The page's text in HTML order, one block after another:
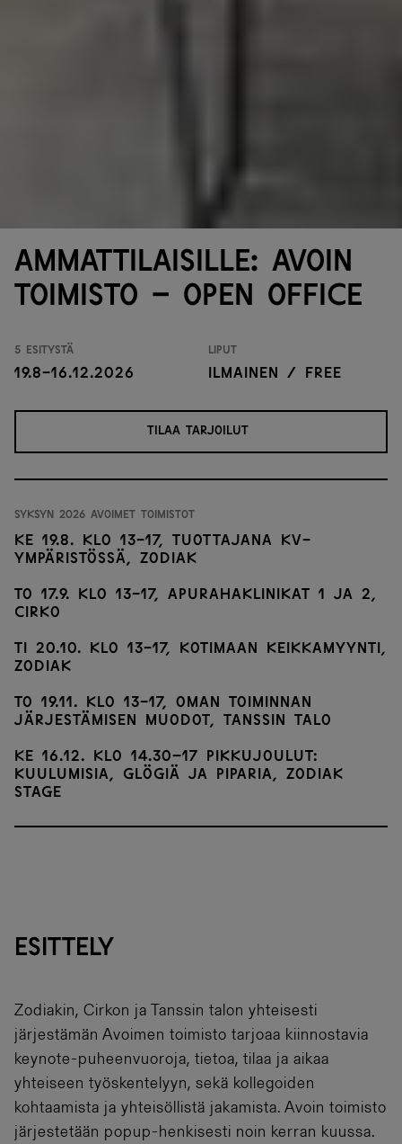
Ammattilaisille: Avoin
toimisto – Open office
5 esitystä
19.8-16.12.2026
Liput
Ilmainen / free
TILAA TARJOILUT
Syksyn 2026 Avoimet toimistot
ke 19.8. klo 13-17, Tuottajana kv-
ympäristössä, Zodiak
to 17.9. klo 13-17, Apurahaklinikat 1 ja 2,
Cirko
ti 20.10. klo 13-17, Kotimaan keikkamyynti,
Zodiak
to 19.11. klo 13-17, Oman toiminnan
järjestämisen muodot, Tanssin talo
ke 16.12. klo 14.30–17 Pikkujoulut:
kuulumisia, glögiä ja piparia, Zodiak
Stage
ESITTELY
Zodiakin, Cirkon ja Tanssin talon yhteisesti
järjestämän Avoimen toimisto tarjoaa kiinnostavia
keynote-puheenvuoroja, tietoa, tilaa ja aikaa
yhteiseen työskentelyyn, sekä kollegoiden
kohtaamista ja yhteisöllistä jakamista. Avoin toimisto
järjestetään popup-henkisesti noin kerran kuussa.